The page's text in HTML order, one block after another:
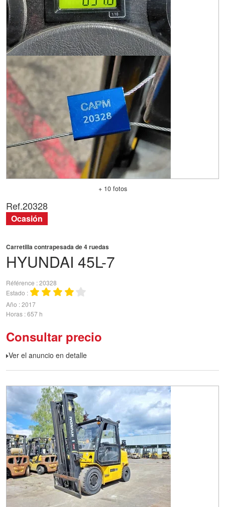
+ 10 fotos
HYUNDAI 45L-7
Carretilla contrapesada de 4 ruedas
Référence 20328
Estado
Año 2017
Horas 657 h
Consultar precio
Ver el anuncio en detalle
Ref.20328
Ocasión